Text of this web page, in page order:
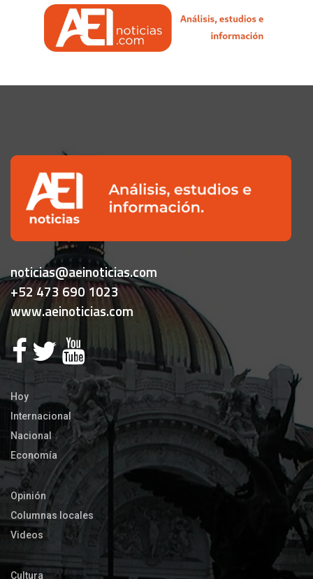
noticias@aeinoticias.com
+52 473 690 1023
www.aeinoticias.com
Hoy
Internacional
Nacional
Economía
Opinión
Columnas locales
Videos
Cultura